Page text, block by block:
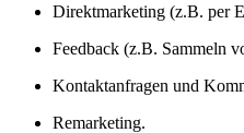
Direktmarketing (z.B. per
Feedback (z.B. Sammeln
Kontaktanfragen und
Remarketing.